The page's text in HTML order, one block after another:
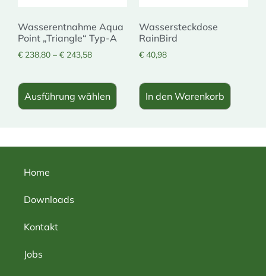
Wasserentnahme Aqua
Point „Triangle“ Typ-A
€ 238,80 – € 243,58
Ausführung wählen
Wassersteckdose
RainBird
€ 40,98
In den Warenkorb
Home
Downloads
Kontakt
Jobs